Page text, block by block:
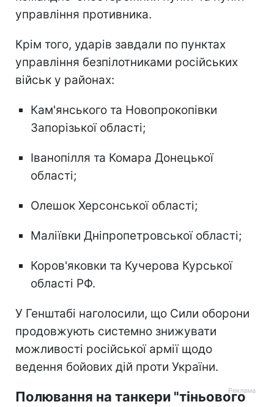
управління противника.
Крім того, ударів завдали по пунктах
управління безпілотниками російських
військ у районах:
Кам'янського та Новопрокопівки
Запорізької області;
Іванопілля та Комара Донецької
області;
Олешок Херсонської області;
Маліївки Дніпропетровської області;
Коров'яковки та Кучерова Курської
області РФ.
У Генштабі наголосили, що Сили оборони
продовжують системно знижувати
можливості російської армії щодо
ведення бойових дій проти України.
Полювання на танкери "тіньового